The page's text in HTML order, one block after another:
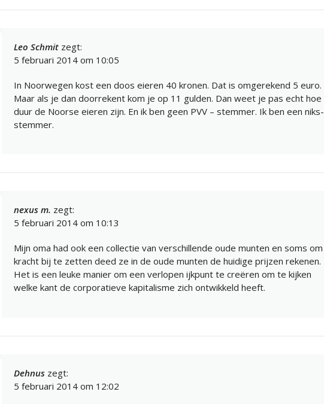
Leo Schmit zegt:
5 februari 2014 om 10:05
In Noorwegen kost een doos eieren 40 kronen. Dat is omgerekend 5 euro.
Maar als je dan doorrekent kom je op 11 gulden. Dan weet je pas echt hoe
duur de Noorse eieren zijn. En ik ben geen PVV – stemmer. Ik ben een niks-
stemmer.
nexus m. zegt:
5 februari 2014 om 10:13
Mijn oma had ook een collectie van verschillende oude munten en soms om
kracht bij te zetten deed ze in de oude munten de huidige prijzen rekenen.
Het is een leuke manier om een verlopen ijkpunt te creëren om te kijken
welke kant de corporatieve kapitalisme zich ontwikkeld heeft.
Dehnus zegt:
5 februari 2014 om 12:02